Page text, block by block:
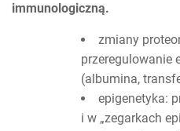
immunologiczną.
zmiany
przeregulowanie
(albumina,
epigenetyka:
i w „zegarkach